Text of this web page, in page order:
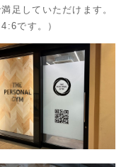
足していただけます。
です。）